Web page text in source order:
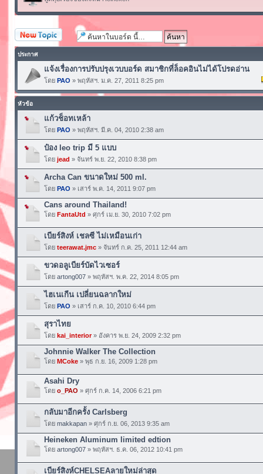
ตั้งกระทู้ใหม่
ประกาศ
แจ้งเรื่องการปรับปรุงเวบบอร์ด สมาชิกที่ล็อคอินไม่ได้โปรดอ่าน
โดย PAO » พฤหัสฯ. ม.ค. 27, 2011 8:25 pm
หัวข้อ
แก้วช็อทเหล้า
โดย PAO » พฤหัสฯ. มี.ค. 04, 2010 2:38 am
ป๋อง leo trip มี 5 แบบ
โดย jead » จันทร์ พ.ย. 22, 2010 8:38 pm
Archa Can ขนาดใหม่ 500 ml.
โดย PAO » เสาร์ พ.ค. 14, 2011 9:07 pm
Cans around Thailand!
โดย FantaUtd » ศุกร์ เม.ย. 30, 2010 7:02 pm
เบียร์สิงห์ เชลซี ไม่เหมือนเก่า
โดย teerawat.jmc» จันทร์ ก.ค. 25, 2011 12:44 am
ขวดอลูเบียร์บัดไวเซอร์
โดย artong007» พฤหัสฯ. พ.ค. 22, 2014 8:05 pm
ไฮเนเกีน เปลี่ยนฉลากใหม่
โดย PAO » เสาร์ ก.ค. 10, 2010 6:44 pm
สุราไทย
โดย kai_interior» อังคาร พ.ย. 24, 2009 2:32 pm
Johnnie Walker The Collection
โดย MCoke» พุธ ก.ย. 16, 2009 1:28 pm
Asahi Dry
โดย o_PAO » ศุกร์ ก.ค. 14, 2006 6:21 pm
กลับมาอีกครั้ง Carlsberg
โดย makkapan» ศุกร์ ก.ย. 06, 2013 9:35 am
Heineken Aluminum limited edtion
โดย artong007» พฤหัสฯ. ธ.ค. 06, 2012 10:41 pm
เบียร์สิงห์CHELSEAลายใหม่ล่าสุด